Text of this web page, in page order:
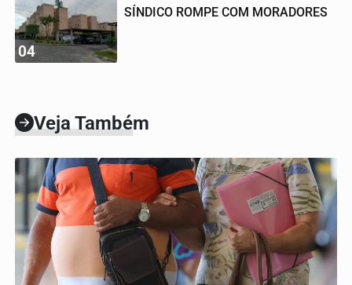
04
SÍNDICO ROMPE COM MORADORES
Veja Também